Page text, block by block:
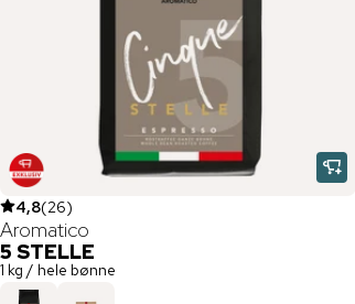
4,8(26)
Aromatico
5 STELLE
1 kg / hele bønne